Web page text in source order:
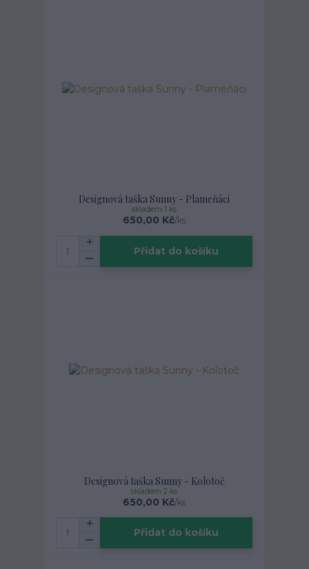
Designová taška Sunny - Plameňáci
650,00 Kč/ks
skladem 1 ks
Přidat do košíku
Designová taška Sunny - Kolotoč
650,00 Kč/ks
skladem 2 ks
Přidat do košíku